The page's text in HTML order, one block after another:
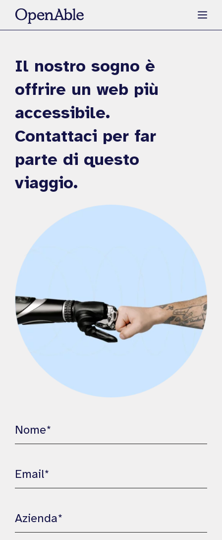
contenuto
Il nostro sogno è
offrire un web più
accessibile.
Contattaci per far
parte di questo
viaggio.